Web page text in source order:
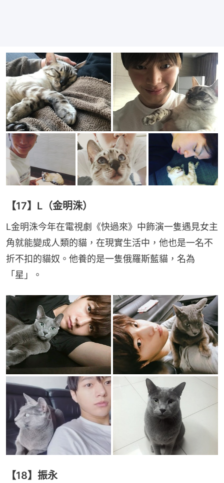
【17】L（金明洙）
L金明洙今年在電視劇《快過來》中飾演一隻遇見女主
角就能變成人類的貓，在現實生活中，他也是一名不
折不扣的貓奴。他養的是一隻俄羅斯藍貓，名為
「星」。
【18】振永